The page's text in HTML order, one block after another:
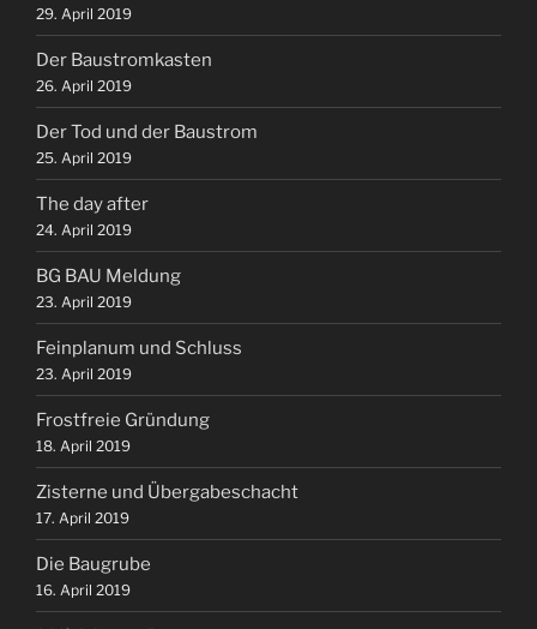
29. April 2019
Der Baustromkasten
26. April 2019
Der Tod und der Baustrom
25. April 2019
The day after
24. April 2019
BG BAU Meldung
23. April 2019
Feinplanum und Schluss
23. April 2019
Frostfreie Gründung
18. April 2019
Zisterne und Übergabeschacht
17. April 2019
Die Baugrube
16. April 2019